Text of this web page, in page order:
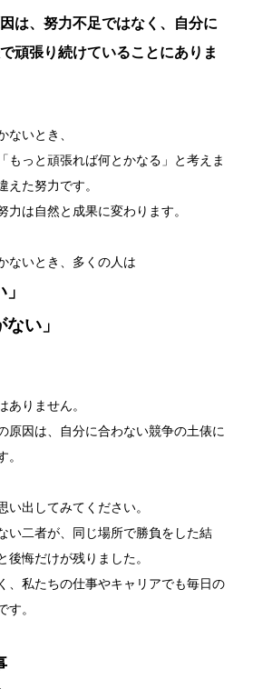
は、努力不足ではなく、自分に
頑張り続けていることにありま
ないとき、
もっと頑張れば何とかなる」と考えま
えた努力です。
力は自然と成果に変わります。
ないとき、多くの人は
い」
ありません。
原因は、自分に合わない競争の土俵に
。
い出してみてください。
い二者が、同じ場所で勝負をした結
悔だけが残りました。
、私たちの仕事やキャリアでも毎日の
す。